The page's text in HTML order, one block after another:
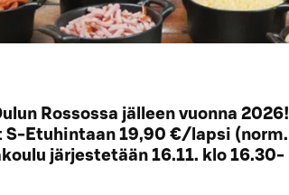
Rossossa jälleen vuonna 2026!
S-Etuhintaan 19,90 €/lapsi (norm.
järjestetään 16.11. klo 16.30-